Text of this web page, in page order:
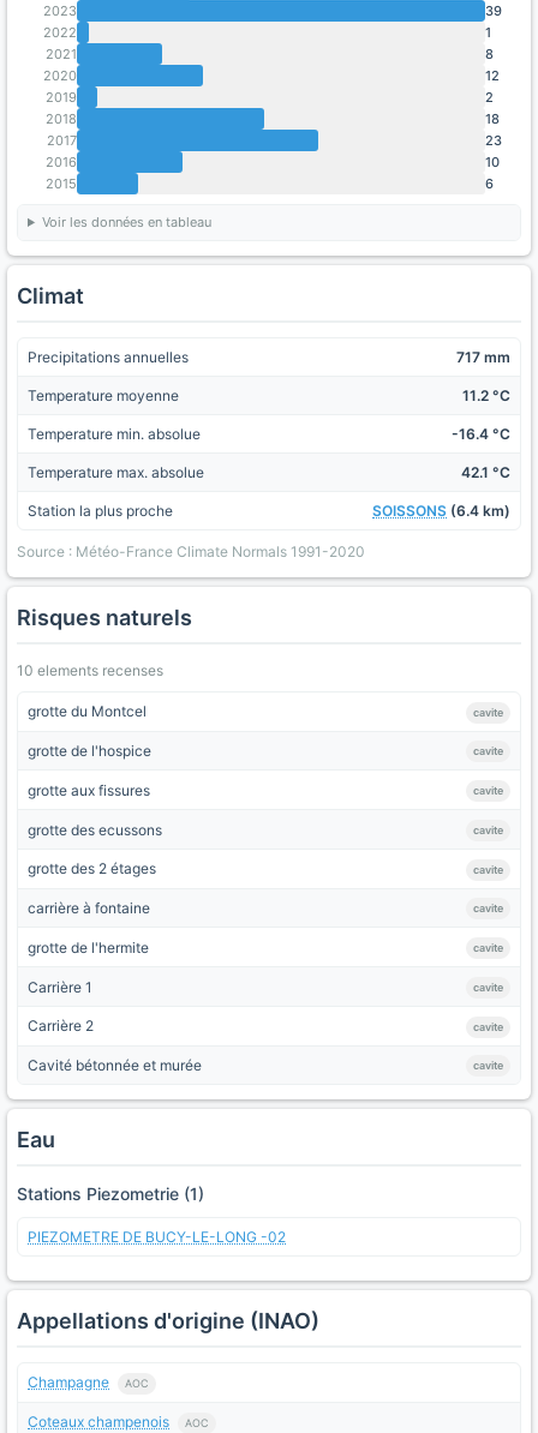
2023
39
2022
1
2021
8
2020
12
2019
2
2018
18
2017
23
2016
10
2015
6
Voir les données en tableau
Climat
Precipitations annuelles 717 mm
Temperature moyenne 11.2 °C
Temperature min. absolue -16.4 °C
Temperature max. absolue 42.1 °C
Station la plus proche SOISSONS (6.4 km)
Source : Météo-France Climate Normals 1991-2020
Risques naturels
10 elements recenses
grotte du Montcel cavite
grotte de l'hospice cavite
grotte aux fissures cavite
grotte des ecussons cavite
grotte des 2 étages cavite
carrière à fontaine cavite
grotte de l'hermite cavite
Carrière 1 cavite
Carrière 2 cavite
Cavité bétonnée et murée cavite
Eau
Stations Piezometrie (1)
PIEZOMETRE DE BUCY-LE-LONG -02
Appellations d'origine (INAO)
Champagne AOC
Coteaux champenois AOC